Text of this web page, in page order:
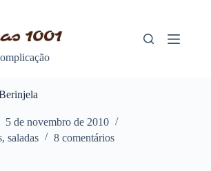
5 de novembro de 2010
, saladas 8 comentários